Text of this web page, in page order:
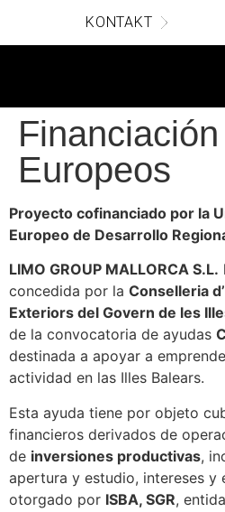
KONTAKT
Europeos
Proyecto cofinanciado por la
Europeo de Desarrollo
LIMO GROUP MALLORCA S.L.
concedida por la Conselleria
Exteriors del Govern de les
de la convocatoria de ayudas
destinada a apoyar a
actividad en las Illes Balears.
Esta ayuda tiene por objeto
financieros derivados de
de inversiones productivas,
apertura y estudio, intereses y
otorgado por ISBA, SGR,